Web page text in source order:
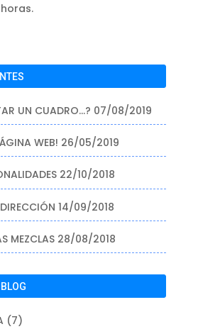
UN CUADRO…? 07/08/2019
WEB! 26/05/2019
22/10/2018
14/09/2018
MEZCLAS 28/08/2018
(7)